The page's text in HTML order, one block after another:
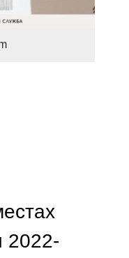
2022-